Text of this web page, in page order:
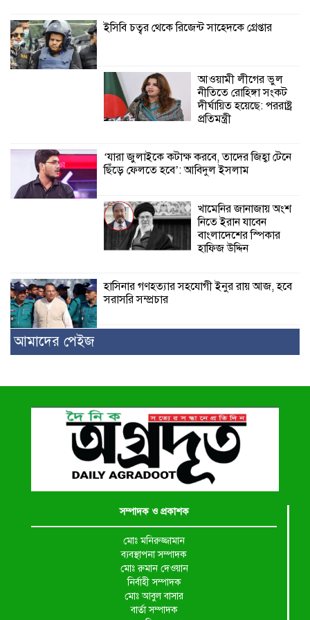
ইসিবি চত্বর থেকে রিজেন্ট সাহেদকে গ্রেপ্তার
আওয়ামী লীগের ভুল
নীতিতে রোহিঙ্গা সংকট
দীর্ঘায়িত হয়েছে: পররাষ্ট্র
প্রতিমন্ত্রী
‘যারা জুলাইকে কটাক্ষ করবে, তাদের জিহ্বা টেনে
ছিঁড়ে ফেলতে হবে’: আবিদুল ইসলাম
খামেনির জানাজায় অংশ
নিতে ইরান যাবেন
বাংলাদেশের স্পিকার
হাফিজ উদ্দিন
হাসিনার গণহত্যার সহযোগী ইনুর রায় আজ, হবে
সরাসরি সম্প্রচার
আমাদের পেইজ
সম্পাদক ও প্রকাশক
মোঃ মনিরুজ্জামান
ব্যবস্থাপনা সম্পাদক
মোঃ রুমান দেওয়ান
নির্বাহী সম্পাদক
মোঃ আবুল বাসার
বার্তা সম্পাদক